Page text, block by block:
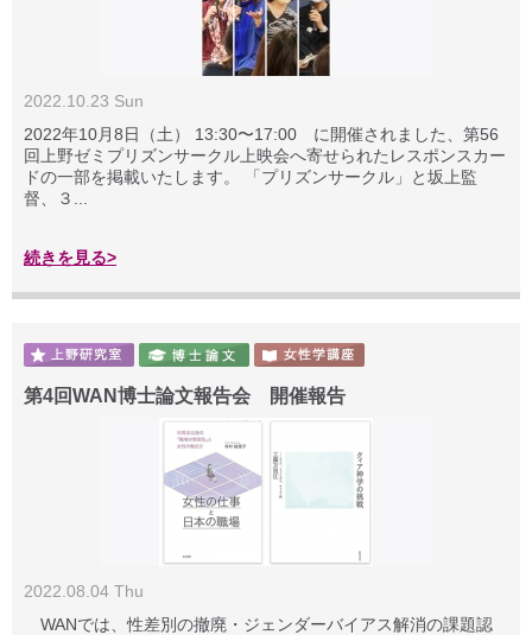
2022.10.23 Sun
2022年10月8日（土） 13:30〜17:00 に開催されました、第56
回上野ゼミプリズンサークル上映会へ寄せられたレスポンスカー
ドの一部を掲載いたします。 「プリズンサークル」と坂上監
督、３...
続きを見る>
第4回WAN博士論文報告会 開催報告
2022.08.04 Thu
WANでは、性差別の撤廃・ジェンダーバイアス解消の課題認